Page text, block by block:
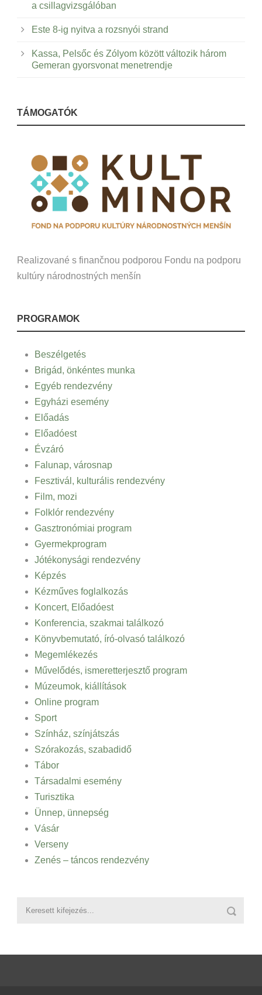
a csillagvizsgálóban
Este 8-ig nyitva a rozsnyói strand
Kassa, Pelsőc és Zólyom között változik három
Gemeran gyorsvonat menetrendje
TÁMOGATÓK
Realizované s finančnou podporou Fondu na podporu
kultúry národnostných menšín
PROGRAMOK
Beszélgetés
Brigád, önkéntes munka
Egyéb rendezvény
Egyházi esemény
Előadás
Előadóest
Évzáró
Falunap, városnap
Fesztivál, kulturális rendezvény
Film, mozi
Folklór rendezvény
Gasztronómiai program
Gyermekprogram
Jótékonysági rendezvény
Képzés
Kézműves foglalkozás
Koncert, Előadóest
Konferencia, szakmai találkozó
Könyvbemutató, író-olvasó találkozó
Megemlékezés
Művelődés, ismeretterjesztő program
Múzeumok, kiállítások
Online program
Sport
Színház, színjátszás
Szórakozás, szabadidő
Tábor
Társadalmi esemény
Turisztika
Ünnep, ünnepség
Vásár
Verseny
Zenés – táncos rendezvény